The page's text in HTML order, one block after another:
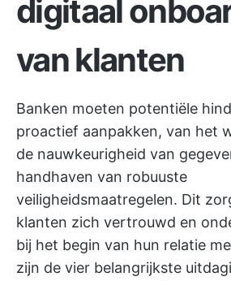
digitaal
van klanten
Banken moeten potentiële
proactief aanpakken, van het
de nauwkeurigheid van
handhaven van robuuste
veiligheidsmaatregelen. Dit
klanten zich vertrouwd en
bij het begin van hun relatie
zijn de vier belangrijkste